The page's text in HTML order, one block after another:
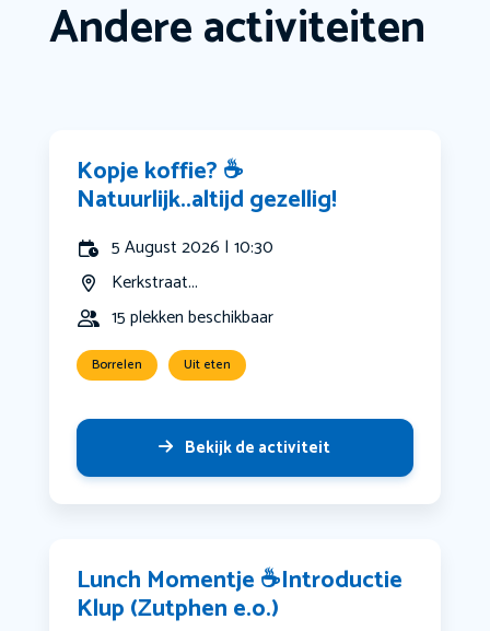
Andere activiteiten
Kopje koffie? ☕️
Natuurlijk..altijd gezellig!
5 August 2026 | 10:30
Kerkstraat...
15 plekken beschikbaar
Borrelen Uit eten
Bekijk de activiteit
Lunch Momentje ☕️Introductie
Klup (Zutphen e.o.)